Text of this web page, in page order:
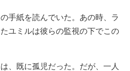
手紙を読んでいた。あの時、ラ
ユミルは彼らの監視の下でこの
、既に孤児だった。だが、一人